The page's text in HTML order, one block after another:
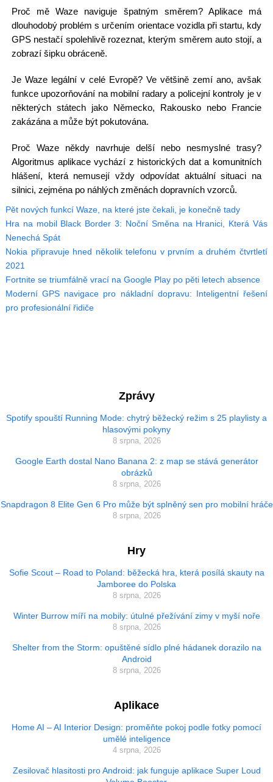
Proč mě Waze naviguje špatným směrem? Aplikace má
dlouhodobý problém s určením orientace vozidla při startu, kdy
GPS nestačí spolehlivě rozeznat, kterým směrem auto stojí, a
zobrazí šipku obráceně.
Je Waze legální v celé Evropě? Ve většině zemí ano, avšak
funkce upozorňování na mobilní radary a policejní kontroly je v
některých státech jako Německo, Rakousko nebo Francie
zakázána a může být pokutována.
Proč Waze někdy navrhuje delší nebo nesmyslné trasy?
Algoritmus aplikace vychází z historických dat a komunitních
hlášení, která nemusejí vždy odpovídat aktuální situaci na
silnici, zejména po náhlých změnách dopravních vzorců.
Pět nových funkcí Waze, na které jste čekali, je konečně tady
Hra na mobil Black Border 3: Noční Směna na Hranici, Která Vás
Nenechá Spát
Nokia připravuje hned několik telefonu v prvním a druhém čtvrtletí
2021
Fortnite se triumfálně vrací na Google Play po pěti letech absence
Moderní GPS navigace pro nákladní dopravu: Inteligentní řešení
pro profesionální řidiče
Zprávy
Spotify spouští Running Mode: chytrý běžecký režim s 25 playlisty a
hlasovými pokyny
8 srpna, 2026
Google Earth dostal Nano Banana 2: z map se stává generátor
obrázků
8 srpna, 2026
Snapdragon 8 Elite Gen 6 Pro může být splněný sen pro mobilní hráče
8 srpna, 2026
Hry
Sofie Scout – Road to Poland: běžecká hra, která posílá skauty na
Jamboree do Polska
8 srpna, 2026
Winter Burrow míří na mobily: útulné přežívání zimy v myší noře
8 srpna, 2026
Shelter from the Storm: opuštěné sídlo plné hádanek dorazilo na
Android
8 srpna, 2026
Aplikace
Home AI – AI Interior Design: proměňte pokoj podle fotky pomocí
umělé inteligence
4 srpna, 2026
Zesilovač hlasitosti pro Android: jak funguje aplikace Super Loud